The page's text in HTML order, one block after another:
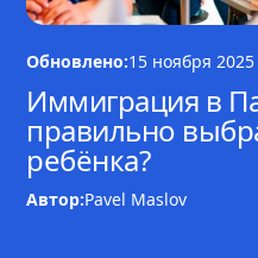
Обновлено:15 ноября 2025
Иммиграция в
правильно
ребёнка?
Автор:Pavel Maslov